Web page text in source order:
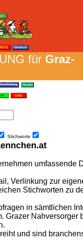
für Graz-
Stich­worte
umfassende
Verlinkung zur
Stichworten zu
in sämtlichen
Grazer Nahversorger
und sind